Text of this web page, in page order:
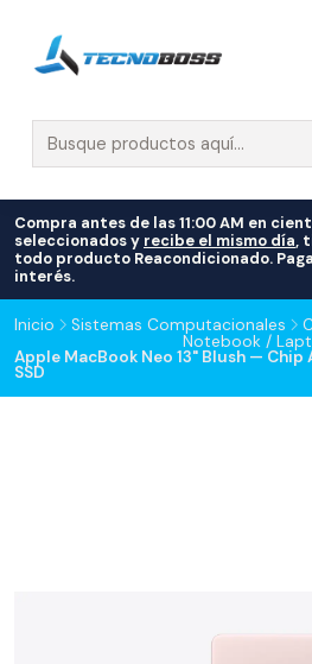
Compra antes de las 11:00 AM en
seleccionados y recibe el mismo día,
todo producto Reacondicionado.
interés.
Inicio Sistemas Computacionales
Notebook /
Apple MacBook Neo 13" Blush — Chip
SSD